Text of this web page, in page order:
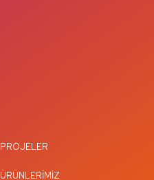
PROJELER
ÜRÜNLERIMIZ